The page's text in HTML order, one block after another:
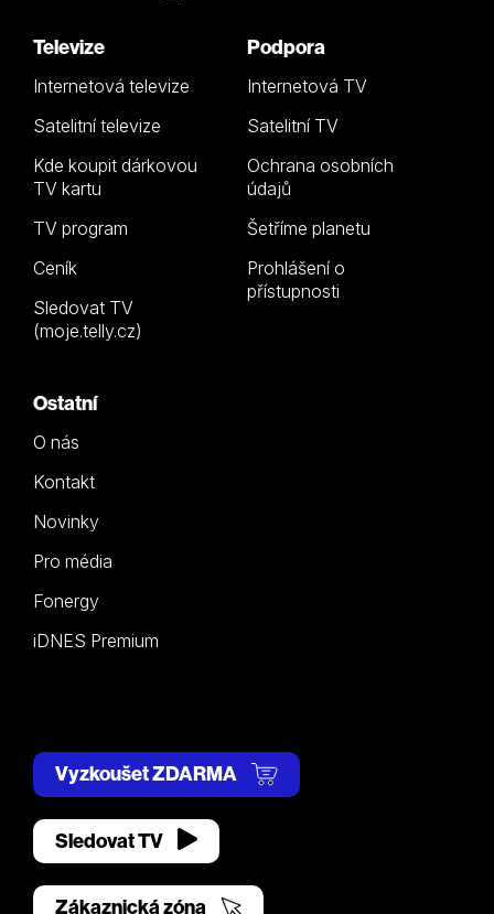
Televize
Internetová televize
Satelitní televize
Kde koupit dárkovou
TV kartu
TV program
Ceník
Sledovat TV
(moje.telly.cz)
Podpora
Internetová TV
Satelitní TV
Ochrana osobních
údajů
Šetříme planetu
Prohlášení o
přístupnosti
Ostatní
O nás
Kontakt
Novinky
Pro média
Fonergy
iDNES Premium
Vyzkoušet ZDARMA
Sledovat TV
Zákaznická zóna